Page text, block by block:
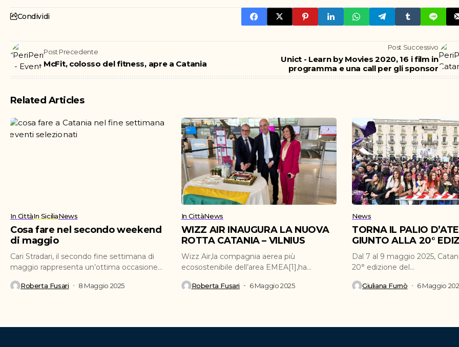
Condividi
Post Precedente
McFit, colosso del fitness, apre a Catania
Post Successivo
Unict - Learn by Movies 2020, 16 i film in
programma e una call per gli sponsor
Related Articles
In CittàIn SiciliaNews
Cosa fare nel secondo weekend
di maggio
Cari Stradari, il secondo fine settimana di
maggio rappresenta un’ottima occasione
Roberta Fusari 8 Maggio 2025
In CittàNews
WIZZ AIR INAUGURA LA NUOVA
ROTTA CATANIA – VILNIUS
Wizz Air,la compagnia aerea più
ecosostenibile dell’area EMEA[1],ha
Roberta Fusari 6 Maggio 2025
News
TORNA IL PALIO
GIUNTO ALLA 20°
Dal 7 al 9 maggio 2025,
20° edizione del...
Giuliana Furnò 6 Maggio